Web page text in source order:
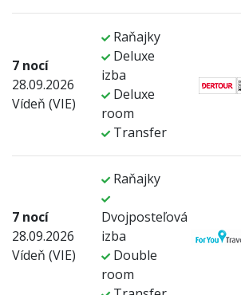
7 nocí
28.09.2026
Vídeň (VIE)
Raňajky
Deluxe
izba
Deluxe
room
Transfer
7 nocí
28.09.2026
Vídeň (VIE)
Raňajky
Dvojposteľová
izba
Double
room